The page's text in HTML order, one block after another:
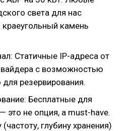
света для нас
камень
Статичные IP-адреса от
с возможностью
резервирования.
Бесплатные для
это не опция, а must-have.
глубину хранения)